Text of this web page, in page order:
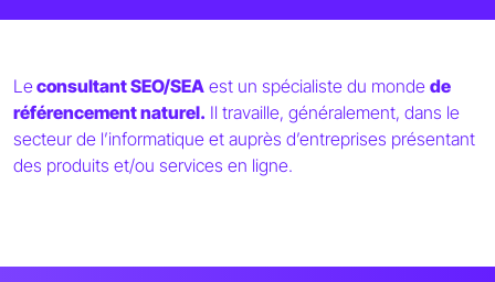
Leconsultant SEO/SEA est un spécialiste du monde de
référencement naturel. Il travaille, généralement, dans le
secteur de l’informatique et auprès d’entreprises présentant
des produits et/ou services en ligne.